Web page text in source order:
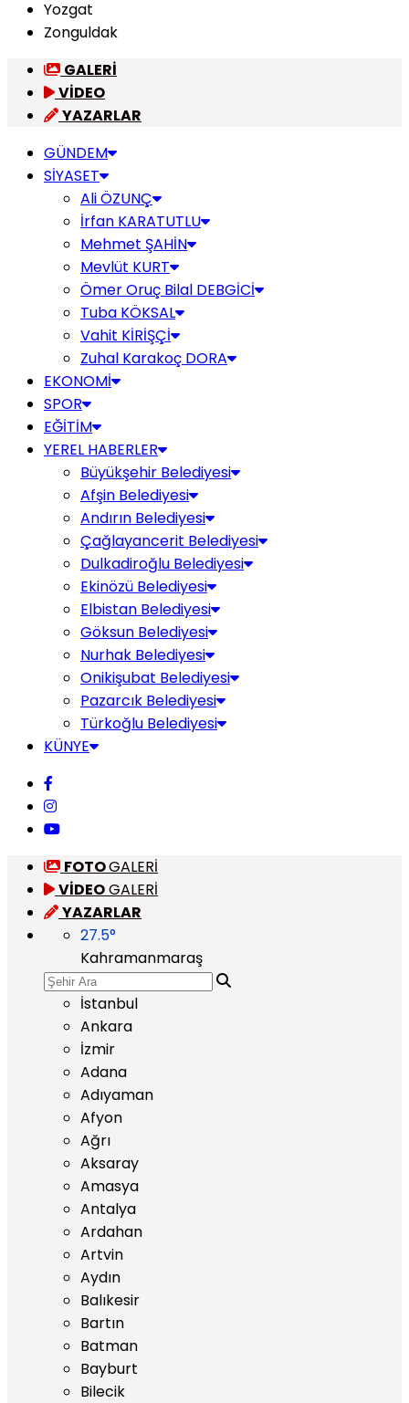
Yozgat
Zonguldak
GALERİ
VİDEO
YAZARLAR
GÜNDEM
SİYASET
Ali ÖZUNÇ
İrfan KARATUTLU
Mehmet ŞAHİN
Mevlüt KURT
Ömer Oruç Bilal DEBGİCİ
Tuba KÖKSAL
Vahit KİRİŞÇİ
Zuhal Karakoç DORA
EKONOMİ
SPOR
EĞİTİM
YEREL HABERLER
Büyükşehir Belediyesi
Afşin Belediyesi
Andırın Belediyesi
Çağlayancerit Belediyesi
Dulkadiroğlu Belediyesi
Ekinözü Belediyesi
Elbistan Belediyesi
Göksun Belediyesi
Nurhak Belediyesi
Onikişubat Belediyesi
Pazarcık Belediyesi
Türkoğlu Belediyesi
KÜNYE
FOTOGALERİ
VİDEOGALERİ
YAZARLAR
27.5°
Kahramanmaraş
İstanbul
Ankara
İzmir
Adana
Adıyaman
Afyon
Ağrı
Aksaray
Amasya
Antalya
Ardahan
Artvin
Aydın
Balıkesir
Bartın
Batman
Bayburt
Bilecik